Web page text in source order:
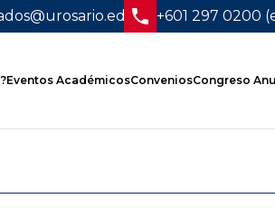
+601 297 0200
Eventos AcadémicosConveniosCongreso